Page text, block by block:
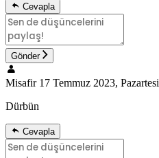
Cevapla
Gönder
Misafir 17 Temmuz 2023, Pazartesi
Dürbün
Cevapla